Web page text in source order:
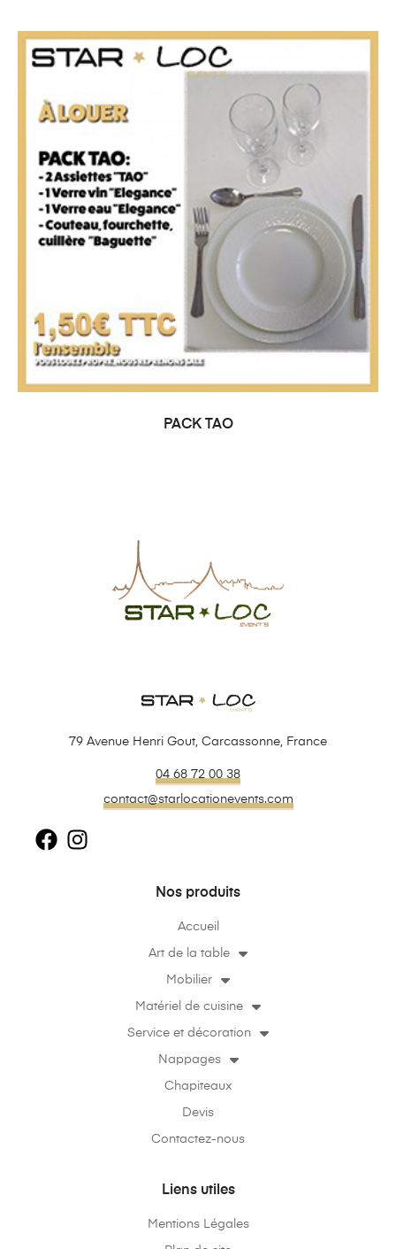
PACK TAO
79 Avenue Henri Gout, Carcassonne, France
04 68 72 00 38
contact@starlocationevents.com
Nos produits
Accueil
Art de la table
Mobilier
Matériel de cuisine
Service et décoration
Nappages
Chapiteaux
Devis
Contactez-nous
Liens utiles
Mentions Légales